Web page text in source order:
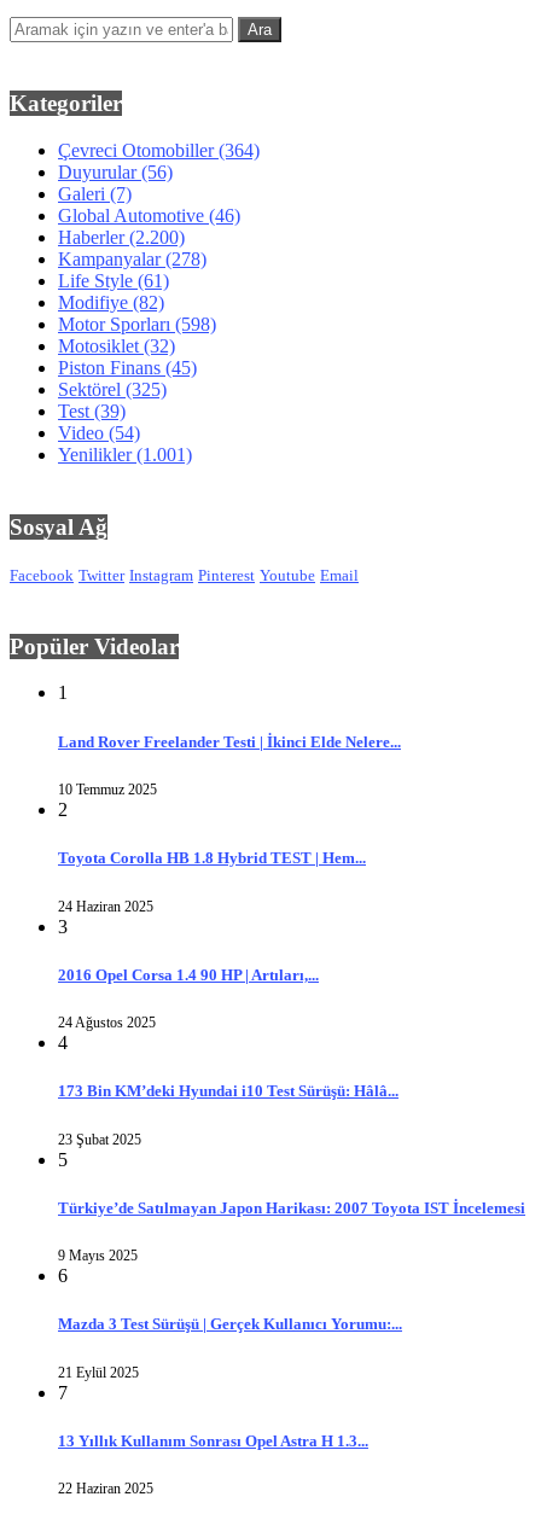
Kategoriler
Çevreci Otomobiller(364)
Duyurular(56)
Galeri (7)
Global Automotive (46)
Haberler(2.200)
Kampanyalar(278)
Life Style (61)
Modifiye (82)
Motor Sporları (598)
Motosiklet (32)
Piston Finans (45)
Sektörel (325)
Test (39)
Video (54)
Yenilikler(1.001)
Sosyal Ağ
Facebook Twitter Instagram Pinterest Youtube Email
Popüler Videolar
1
Land Rover Freelander Testi | İkinci Elde Nelere...
10 Temmuz 2025
2
Toyota Corolla HB 1.8 Hybrid TEST | Hem...
24 Haziran 2025
3
2016 Opel Corsa 1.4 90 HP | Artıları,...
24 Ağustos 2025
4
173 Bin KM’deki Hyundai i10 Test Sürüşü: Hâlâ...
23 Şubat 2025
5
Türkiye’de Satılmayan Japon Harikası: 2007 Toyota IST İncelemesi
9 Mayıs 2025
6
Mazda 3 Test Sürüşü | Gerçek Kullanıcı Yorumu:...
21 Eylül 2025
7
13 Yıllık Kullanım Sonrası Opel Astra H 1.3...
22 Haziran 2025